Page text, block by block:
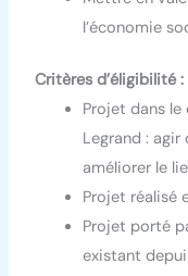
l’économie
Critères d’éligibilité :
Projet dans
Legrand :
améliorer le
Projet réalisé
Projet porté
existant